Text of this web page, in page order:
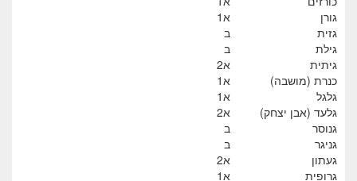
גורן
א1
גזית
ב
גילת
ב
גיתית
א2
כנרת (מושבה)
א1
גלגל
א1
גלעד (אבן יצחק)
א2
גנוסר
ב
גניגר
ב
געתון
א2
גרופית
א1